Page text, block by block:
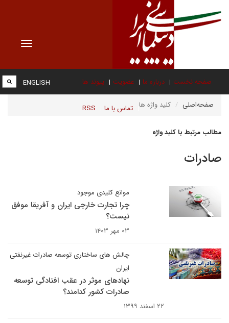
Toggle
صفحه نخست درباره ما عضویت پیوند ها
تماس با ما RSS
ENGLISH
صفحه‌اصلی کلید واژه ها
مطالب مرتبط با کلید واژه
صادرات
موانع کلیدی موجود
چرا تجارت خارجی ایران و آفریقا موفق
نیست؟
۰۳ مهر ۱۴۰۳
چالش های ساختاری توسعه صادرات غیرنفتی
ایران
نهادهای موثر در عقب افتادگی توسعه
صادرات کشور کدامند؟
۲۲ اسفند ۱۳۹۹